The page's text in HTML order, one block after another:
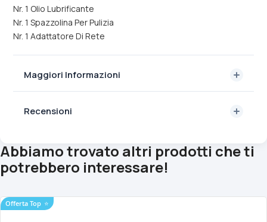
Nr. 1 Olio Lubrificante
Nr. 1 Spazzolina Per Pulizia
Nr. 1 Adattatore Di Rete
Maggiori Informazioni
Recensioni
Abbiamo trovato altri prodotti che ti
potrebbero interessare!
Offerta Top ⭐